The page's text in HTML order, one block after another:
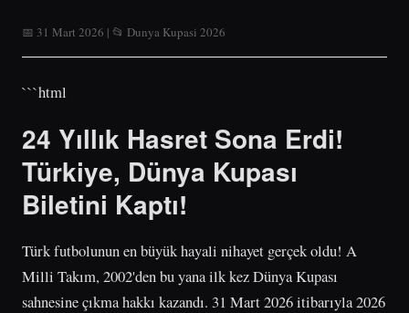
📅 31 Mart 2026 | 📂 Dunya Kupasi 2026
```html
24 Yıllık Hasret Sona Erdi!
Türkiye, Dünya Kupası
Biletini Kaptı!
Türk futbolunun en büyük hayali nihayet gerçek oldu! A
Milli Takım, 2002'den bu yana ilk kez Dünya Kupası
sahnesine çıkma hakkı kazandı. 31 Mart 2026 itibarıyla 2026